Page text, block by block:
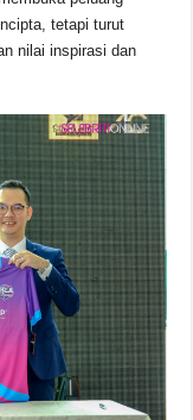
tetapi turut
nilai inspirasi dan